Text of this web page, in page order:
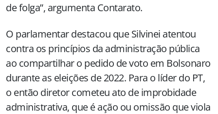
de folga”, argumenta Contarato.
O parlamentar destacou que Silvinei atentou
contra os princípios da administração pública
ao compartilhar o pedido de voto em Bolsonaro
durante as eleições de 2022. Para o líder do PT,
o então diretor cometeu ato de improbidade
administrativa, que é ação ou omissão que viola